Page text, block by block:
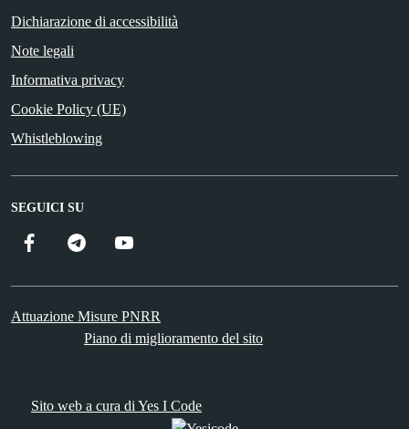
Dichiarazione di accessibilità
Note legali
Informativa privacy
Cookie Policy (UE)
Whistleblowing
SEGUICI SU
Facebook Telegram
Attuazione Misure PNRR
Piano di miglioramento del sito
Sito web a cura di Yes I Code